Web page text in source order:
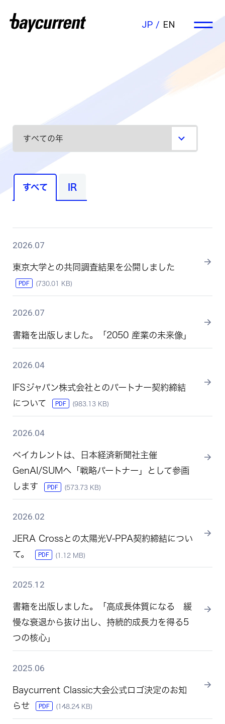
EN
JP
すべて IR
2026.07
東京大学との共同調査結果を公開しました
PDF (730.01 KB)
2026.07
書籍を出版しました。「2050 産業の未来像」
2026.04
IFSジャパン株式会社とのパートナー契約締結
について
PDF (983.13 KB)
2026.04
ベイカレントは、日本経済新聞社主催
GenAI/SUMへ「戦略パートナー」として参画
します
PDF (573.73 KB)
2026.02
JERA Crossとの太陽光V-PPA契約締結につい
て。
PDF (1.12 MB)
2025.12
書籍を出版しました。「高成長体質になる 緩
慢な衰退から抜け出し、持続的成長力を得る5
つの核心」
2025.06
Baycurrent Classic⼤会公式ロゴ決定のお知
らせ
PDF (148.24 KB)